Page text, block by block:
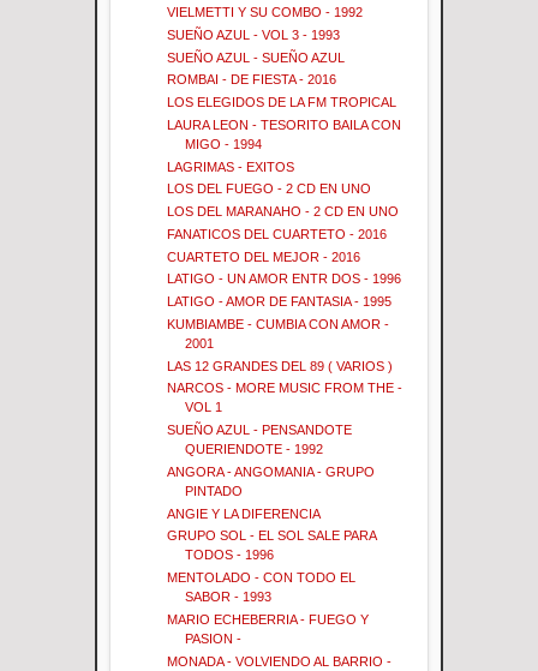
VIELMETTI Y SU COMBO - 1992
SUEÑO AZUL - VOL 3 - 1993
SUEÑO AZUL - SUEÑO AZUL
ROMBAI - DE FIESTA - 2016
LOS ELEGIDOS DE LA FM TROPICAL
LAURA LEON - TESORITO BAILA CON
MIGO - 1994
LAGRIMAS - EXITOS
LOS DEL FUEGO - 2 CD EN UNO
LOS DEL MARANAHO - 2 CD EN UNO
FANATICOS DEL CUARTETO - 2016
CUARTETO DEL MEJOR - 2016
LATIGO - UN AMOR ENTR DOS - 1996
LATIGO - AMOR DE FANTASIA - 1995
KUMBIAMBE - CUMBIA CON AMOR -
2001
LAS 12 GRANDES DEL 89 ( VARIOS )
NARCOS - MORE MUSIC FROM THE -
VOL 1
SUEÑO AZUL - PENSANDOTE
QUERIENDOTE - 1992
ANGORA - ANGOMANIA - GRUPO
PINTADO
ANGIE Y LA DIFERENCIA
GRUPO SOL - EL SOL SALE PARA
TODOS - 1996
MENTOLADO - CON TODO EL
SABOR - 1993
MARIO ECHEBERRIA - FUEGO Y
PASION -
MONADA - VOLVIENDO AL BARRIO -